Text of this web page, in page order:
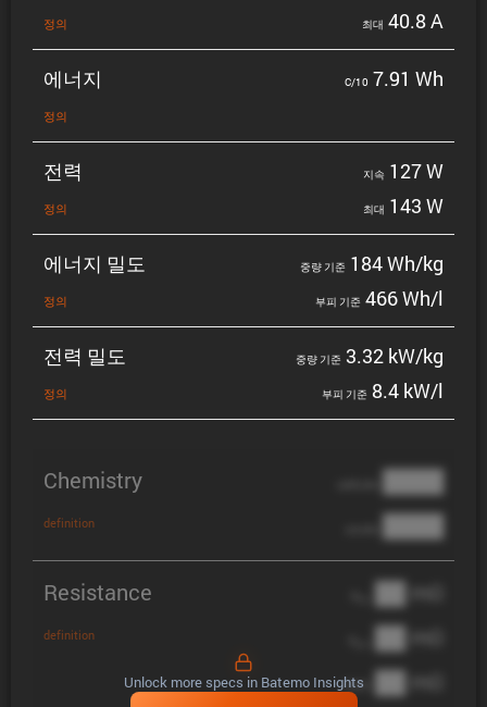
정의 최대 40.8 A
에너지
정의
C/10 7.91 Wh
전력
정의
지속 127 W
최대 143 W
에너지 밀도
정의
중량 기준 184 Wh/kg
부피 기준 466 Wh/l
전력 밀도
정의
중량 기준 3.32 kW/kg
부피 기준 8.4 kW/l
Chemistry
definition
████
████
Resistance
definition
██ mΩ
██ mΩ
DCIR ██ mΩ
Unlock more specs in Batemo Insights